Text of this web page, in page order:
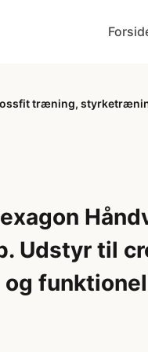
træning,
Udstyr til